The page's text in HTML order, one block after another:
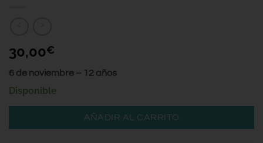
30,00€
6 de noviembre – 12 años
Disponible
AÑADIR AL CARRITO